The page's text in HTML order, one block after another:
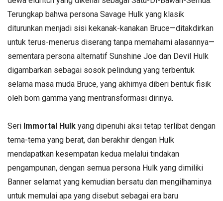
Terungkap bahwa persona Savage Hulk yang klasik
diturunkan menjadi sisi kekanak-kanakan Bruce—ditakdirkan
untuk terus-menerus diserang tanpa memahami alasannya—
sementara persona alternatif Sunshine Joe dan Devil Hulk
digambarkan sebagai sosok pelindung yang terbentuk
selama masa muda Bruce, yang akhirnya diberi bentuk fisik
oleh bom gamma yang mentransformasi dirinya.
Seri Immortal Hulk yang dipenuhi aksi tetap terlibat dengan
tema-tema yang berat, dan berakhir dengan Hulk
mendapatkan kesempatan kedua melalui tindakan
pengampunan, dengan semua persona Hulk yang dimiliki
Banner selamat yang kemudian bersatu dan mengilhaminya
untuk memulai apa yang disebut sebagai era baru